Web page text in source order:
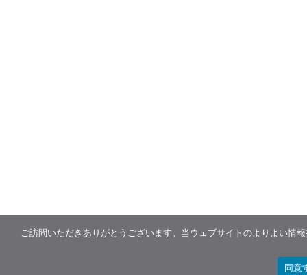
ご訪問いただきありがとうございます。当ウェブサイトのよりよい
同意